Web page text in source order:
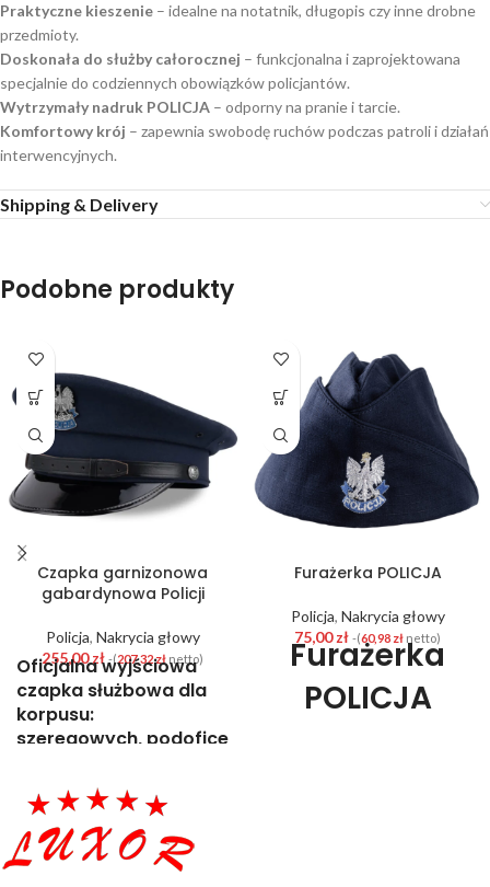
Praktyczne kieszenie – idealne na notatnik, długopis czy inne drobne
przedmioty.
Doskonała do służby całorocznej – funkcjonalna i zaprojektowana
specjalnie do codziennych obowiązków policjantów.
Wytrzymały nadruk POLICJA – odporny na pranie i tarcie.
Komfortowy krój – zapewnia swobodę ruchów podczas patroli i działań
interwencyjnych.
Shipping & Delivery
Podobne produkty
Czapka garnizonowa
gabardynowa Policji
Policja, Nakrycia głowy
255,00zł -(207,32zł netto)
Oficjalna wyjściowa
czapka służbowa dla
korpusu:
szeregowych, podoficerów,
według norm KGP
Czapka garnizonowa
gabardynowadlafunkcjonariusza
Policji to element umundurowania
Furażerka POLICJA
Policja, Nakrycia głowy
75,00zł -(60,98 zł netto)
Furażerka
POLICJA